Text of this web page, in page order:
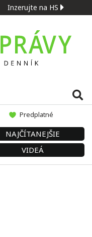
Inzerujte na HS
Predplatné
NAJČÍTANEJŠIE
VIDEÁ